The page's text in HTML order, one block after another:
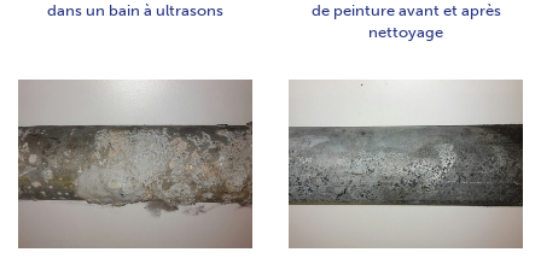
dans un bain à ultrasons
de peinture avant et après
nettoyage